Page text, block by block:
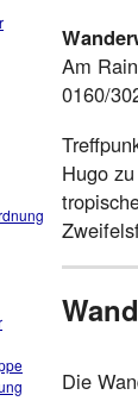
Am
0160/
Hugo
Die